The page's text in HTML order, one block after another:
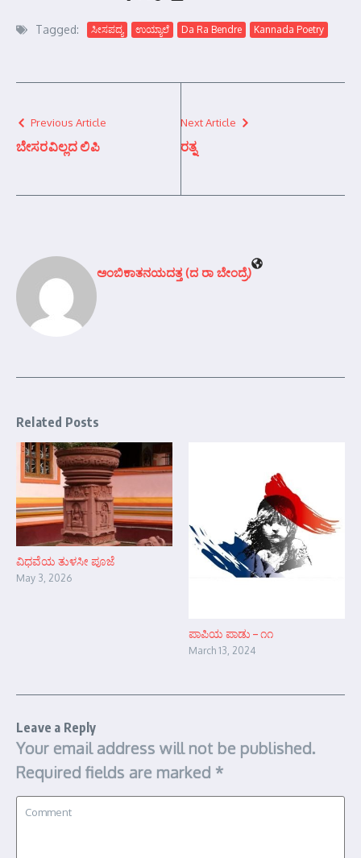
Tagged: ಸೀಸಪದ್ಯ ಉಯ್ಯಾಲೆ Da Ra Bendre Kannada Poetry
Previous Article
ಬೇಸರವಿಲ್ಲದ ಲಿಪಿ
Next Article
ರತ್ನ
ಅಂಬಿಕಾತನಯದತ್ತ (ದ ರಾ ಬೇಂದ್ರೆ)
Related Posts
ವಿಧವೆಯ ತುಳಸೀ ಪೂಜೆ
May 3, 2026
ಪಾಪಿಯ ಪಾಡು – ೧೧
March 13, 2024
Leave a Reply
Your email address will not be published.
Required fields are marked *